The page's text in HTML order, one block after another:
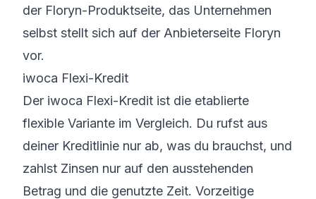
der Floryn-Produktseite, das Unternehmen
selbst stellt sich auf der Anbieterseite Floryn
vor.
iwoca Flexi-Kredit
Der iwoca Flexi-Kredit ist die etablierte
flexible Variante im Vergleich. Du rufst aus
deiner Kreditlinie nur ab, was du brauchst, und
zahlst Zinsen nur auf den ausstehenden
Betrag und die genutzte Zeit. Vorzeitige